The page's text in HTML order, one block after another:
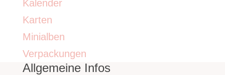
Kalender
Karten
Minialben
Verpackungen
Allgemeine Infos